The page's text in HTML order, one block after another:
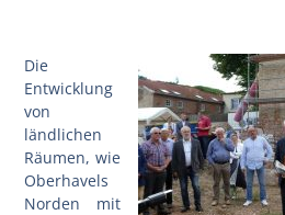
Die
Entwicklung
von
ländlichen
Räumen, wie
Oberhavels
Norden mit